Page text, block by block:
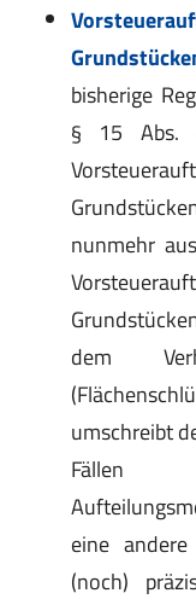
bisherige
§ 15 Abs.
nunmehr
dem
umschreibt
Fällen
eine
(noch)